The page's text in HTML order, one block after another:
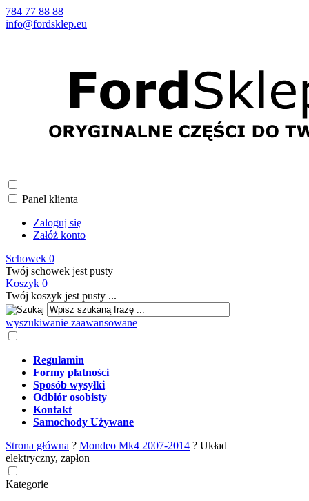
784 77 88 88
info@fordsklep.eu
Panel klienta
Zaloguj się
Załóż konto
Schowek 0
Twój schowek jest pusty
Koszyk 0
Twój koszyk jest pusty ...
wyszukiwanie zaawansowane
Regulamin
Formy płatności
Sposób wysyłki
Odbiór osobisty
Kontakt
Samochody Używane
Strona główna ? Mondeo Mk4 2007-2014 ? Układ
elektryczny, zapłon
Kategorie